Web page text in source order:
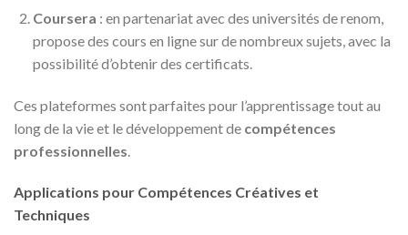
Coursera : en partenariat avec des universités de renom,
propose des cours en ligne sur de nombreux sujets, avec la
possibilité d’obtenir des certificats.
Ces plateformes sont parfaites pour l’apprentissage tout au
long de la vie et le développement de compétences
professionnelles
Applications pour Compétences Créatives et
Techniques